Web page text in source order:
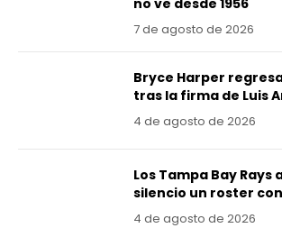
7 de agosto de 2026
Bryce Harper
tras la firma de Luis
4 de agosto de 2026
Los Tampa Bay Rays
silencio un roster
4 de agosto de 2026